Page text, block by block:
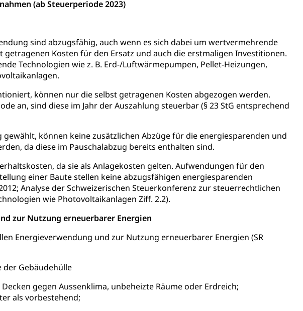
(ab Steuerperiode 2023)
sind abzugsfähig, auch wenn es sich dabei um wertvermehrende
Kosten für den Ersatz und auch die erstmaligen Investitionen.
Technologien wie z. B. Erd-/Luftwärmepumpen, Pellet-Heizungen,
können nur die selbst getragenen Kosten abgezogen werden.
an, sind diese im Jahr der Auszahlung steuerbar (§ 23 StG entsprechend
können keine zusätzlichen Abzüge für die energiesparenden und
da diese im Pauschalabzug bereits enthalten sind.
da sie als Anlagekosten gelten. Aufwendungen für den
einer Baute stellen keine abzugsfähigen energiesparenden
Analyse der Schweizerischen Steuerkonferenz zur steuerrechtlichen
wie Photovoltaikanlagen Ziff. 2.2).
zur Nutzung erneuerbarer Energien
Energieverwendung und zur Nutzung erneuerbarer Energien (SR
Gebäudehülle
gegen Aussenklima, unbeheizte Räume oder Erdreich;
als vorbestehend;